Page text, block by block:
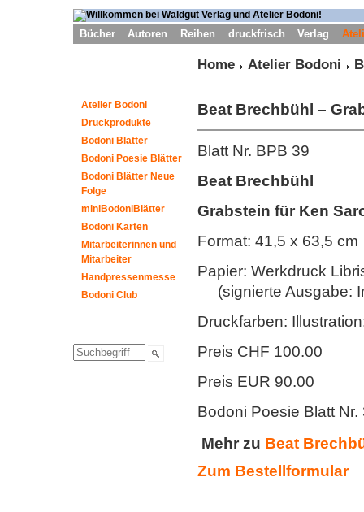
Bücher Autoren Reihen druckfrisch Verlag
Atelier Bodoni
Druckprodukte
Bodoni Blätter
Bodoni Poesie Blätter
Bodoni Blätter Neue
Folge
miniBodoniBlätter
Bodoni Karten
Mitarbeiterinnen und
Mitarbeiter
Handpressenmesse
Bodoni Club
Home Atelier Bodoni
Beat Brechbühl –
Blatt Nr. BPB 39
Beat Brechbühl
Grabstein für Ken
Format: 41,5 x 63,5 cm
Papier: Werkdruck
(signierte Ausgabe:
Druckfarben:
Preis CHF 100.00
Preis EUR 90.00
Bodoni Poesie Blatt Nr.
Mehr zu Beat
Zum Bestellformular